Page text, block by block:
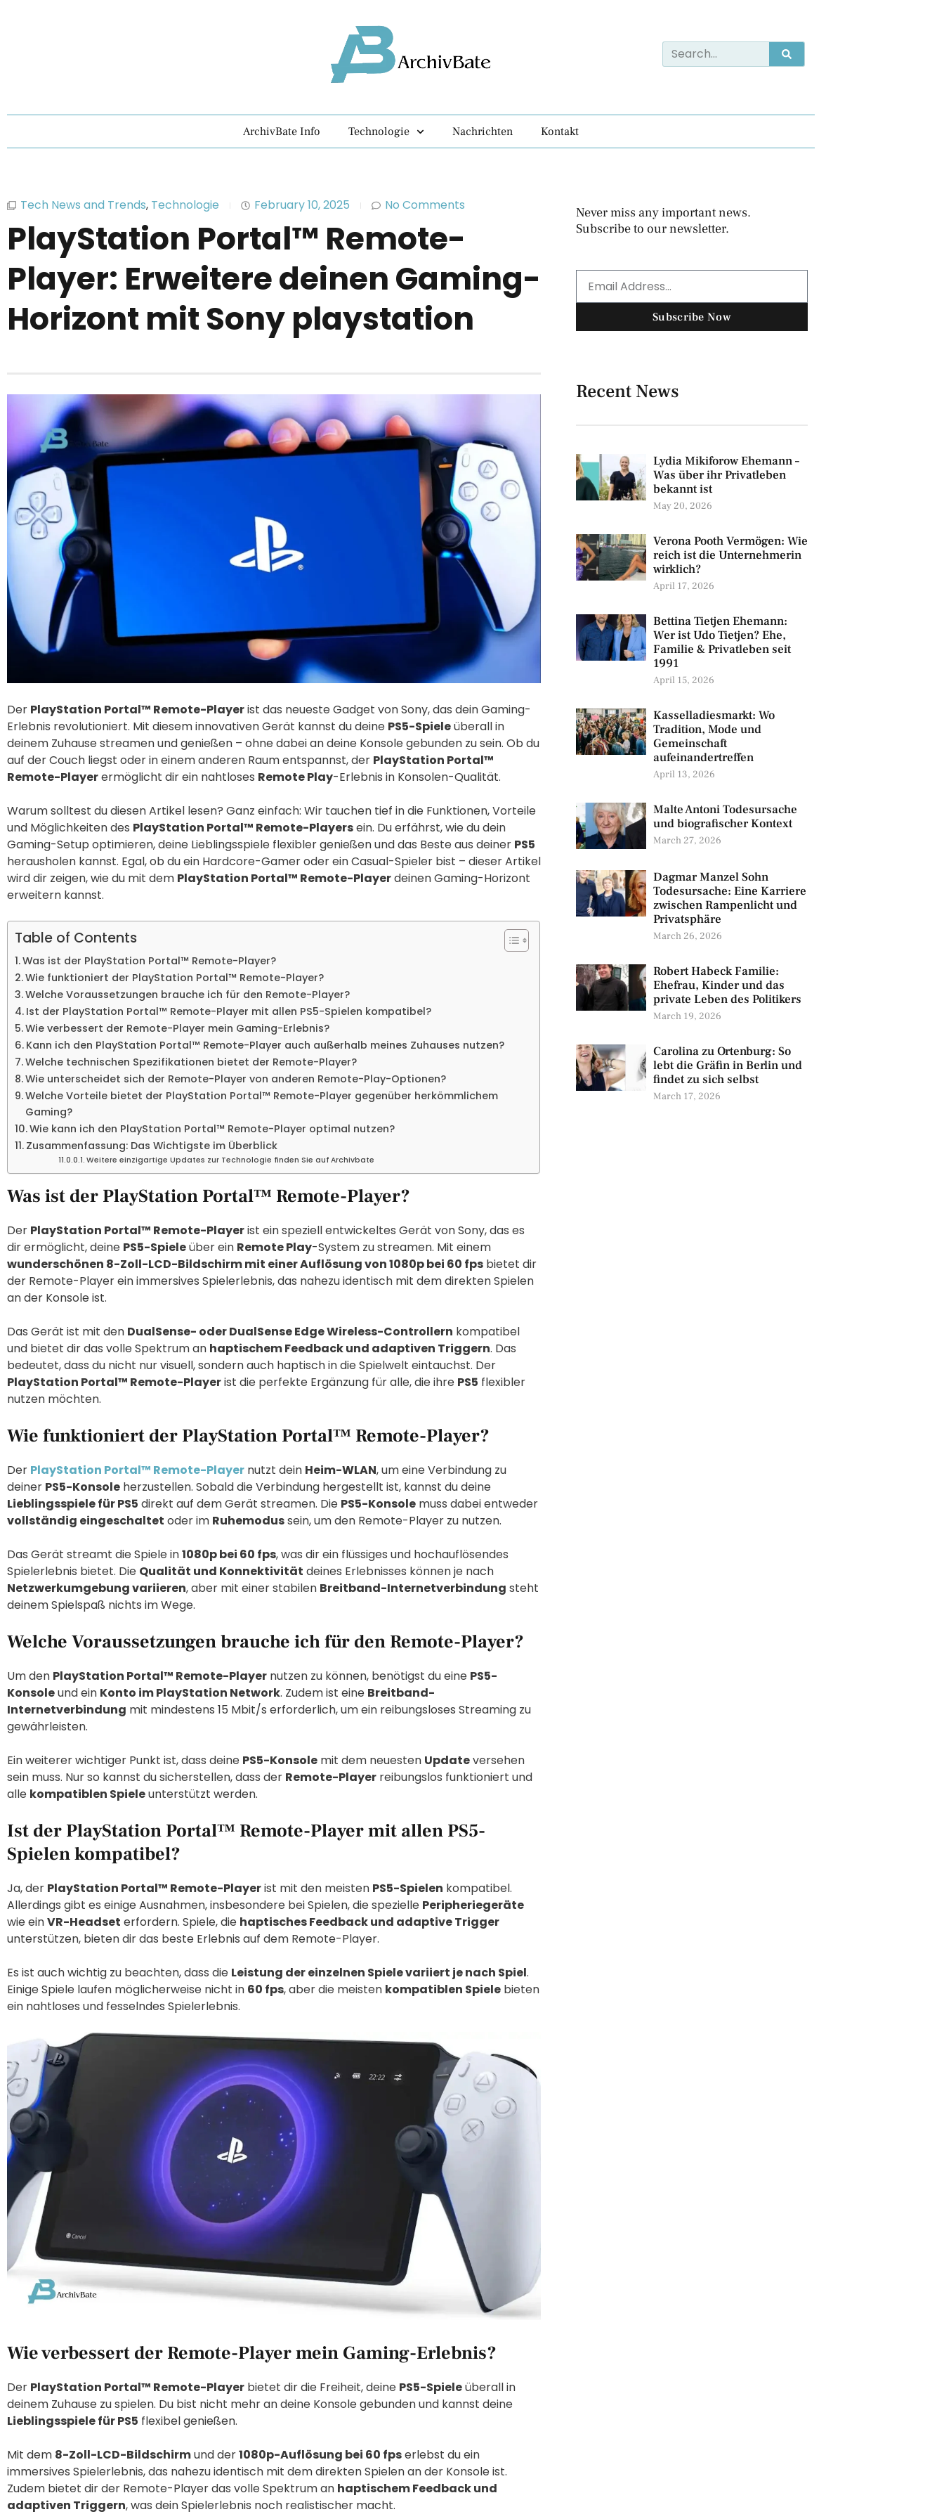
ArchivBate Info Technologie Nachrichten Kontakt
Tech News and Trends, Technologie February 10, 2025 No Comments
PlayStation Portal™ Remote-
Player: Erweitere deinen Gaming-
Horizont mit Sony playstation
Der PlayStation Portal™ Remote-Playerist das neueste Gadget von Sony, das dein Gaming-
Erlebnis revolutioniert. Mit diesem innovativen Gerät kannst du deine PS5-Spieleüberall in
deinem Zuhause streamen und genießen – ohne dabei an deine Konsole gebunden zu sein. Ob du
auf der Couch liegst oder in einem anderen Raum entspannst, der PlayStation Portal™
Remote-Playerermöglicht dir ein nahtloses Remote Play-Erlebnis in Konsolen-Qualität.
Warum solltest du diesen Artikel lesen? Ganz einfach: Wir tauchen tief in die Funktionen, Vorteile
und Möglichkeiten des PlayStation Portal™ Remote-Playersein. Du erfährst, wie du dein
Gaming-Setup optimieren, deine Lieblingsspiele flexibler genießen und das Beste aus deiner PS5
herausholen kannst. Egal, ob du ein Hardcore-Gamer oder ein Casual-Spieler bist – dieser Artikel
wird dir zeigen, wie du mit dem PlayStation Portal™ Remote-Playerdeinen Gaming-Horizont
erweitern kannst.
Table of Contents
Was ist der PlayStation Portal™ Remote-Player?
Wie funktioniert der PlayStation Portal™ Remote-Player?
Welche Voraussetzungen brauche ich für den Remote-Player?
Ist der PlayStation Portal™ Remote-Player mit allen PS5-Spielen kompatibel?
Wie verbessert der Remote-Player mein Gaming-Erlebnis?
Kann ich den PlayStation Portal™ Remote-Player auch außerhalb meines Zuhauses nutzen?
Welche technischen Spezifikationen bietet der Remote-Player?
Wie unterscheidet sich der Remote-Player von anderen Remote-Play-Optionen?
Welche Vorteile bietet der PlayStation Portal™ Remote-Player gegenüber herkömmlichem
Gaming?
Wie kann ich den PlayStation Portal™ Remote-Player optimal nutzen?
Zusammenfassung: Das Wichtigste im Überblick
Weitere einzigartige Updates zur Technologie finden Sie auf Archivbate
Was ist der PlayStation Portal™ Remote-Player?
Der PlayStation Portal™ Remote-Playerist ein speziell entwickeltes Gerät von Sony, das es
dir ermöglicht, deine PS5-Spieleüber ein Remote Play-System zu streamen. Mit einem
wunderschönen 8-Zoll-LCD-Bildschirm mit einer Auflösung von 1080p bei 60 fps bietet dir
der Remote-Player ein immersives Spielerlebnis, das nahezu identisch mit dem direkten Spielen
an der Konsole ist.
Das Gerät ist mit den DualSense- oder DualSense Edge Wireless-Controllern kompatibel
und bietet dir das volle Spektrum an haptischem Feedback und adaptiven Triggern. Das
bedeutet, dass du nicht nur visuell, sondern auch haptisch in die Spielwelt eintauchst. Der
PlayStation Portal™ Remote-Playerist die perfekte Ergänzung für alle, die ihre PS5 flexibler
nutzen möchten.
Wie funktioniert der PlayStation Portal™ Remote-Player?
Der PlayStation Portal™ Remote-Player nutzt dein Heim-WLAN, um eine Verbindung zu
deiner PS5-Konsole herzustellen. Sobald die Verbindung hergestellt ist, kannst du deine
Lieblingsspiele für PS5 direkt auf dem Gerät streamen. Die PS5-Konsole muss dabei entweder
vollständig eingeschaltet oder im Ruhemodussein, um den Remote-Player zu nutzen.
Das Gerät streamt die Spiele in1080p bei 60 fps, was dir ein flüssiges und hochauflösendes
Spielerlebnis bietet. Die Qualität und Konnektivität deines Erlebnisses können je nach
Netzwerkumgebung variieren, aber mit einer stabilen Breitband-Internetverbindung steht
deinem Spielspaß nichts im Wege.
Welche Voraussetzungen brauche ich für den Remote-Player?
Um den PlayStation Portal™ Remote-Player nutzen zu können, benötigst du eine PS5-
Konsoleund ein Konto im PlayStation Network. Zudem ist eine Breitband-
Internetverbindung mit mindestens 15 Mbit/s erforderlich, um ein reibungsloses Streaming zu
gewährleisten.
Ein weiterer wichtiger Punkt ist, dass deine PS5-Konsole mit dem neuesten Updateversehen
sein muss. Nur so kannst du sicherstellen, dass der Remote-Player reibungslos funktioniert und
alle kompatiblen Spieleunterstützt werden.
Ist der PlayStation Portal™ Remote-Player mit allen PS5-
Spielen kompatibel?
Ja, der PlayStation Portal™ Remote-Playerist mit den meisten PS5-Spielen kompatibel.
Allerdings gibt es einige Ausnahmen, insbesondere bei Spielen, die spezielle Peripheriegeräte
wie einVR-Headset erfordern. Spiele, die haptisches Feedback und adaptive Trigger
unterstützen, bieten dir das beste Erlebnis auf dem Remote-Player.
Es ist auch wichtig zu beachten, dass die Leistung der einzelnen Spiele variiert je nach Spiel.
Einige Spiele laufen möglicherweise nicht in 60 fps, aber die meisten kompatiblen Spiele bieten
ein nahtloses und fesselndes Spielerlebnis.
Wie verbessert der Remote-Player mein Gaming-Erlebnis?
Der PlayStation Portal™ Remote-Player bietet dir die Freiheit, deine PS5-Spieleüberall in
deinem Zuhause zu spielen. Du bist nicht mehr an deine Konsole gebunden und kannst deine
Lieblingsspiele für PS5 flexibel genießen.
Mit dem 8-Zoll-LCD-Bildschirmund der1080p-Auflösung bei 60 fpserlebst du ein
immersives Spielerlebnis, das nahezu identisch mit dem direkten Spielen an der Konsole ist.
Zudem bietet dir der Remote-Player das volle Spektrum an haptischem Feedback und
adaptiven Triggern, was dein Spielerlebnis noch realistischer macht.
Never miss any important news.
Subscribe to our newsletter.
Subscribe Now
Recent News
Lydia Mikiforow Ehemann –
Was über ihr Privatleben
bekannt ist
May 20, 2026
Verona Pooth Vermögen: Wie
reich ist die Unternehmerin
wirklich?
April 17, 2026
Bettina Tietjen Ehemann:
Wer ist Udo Tietjen? Ehe,
Familie & Privatleben seit
1991
April 15, 2026
Kasselladiesmarkt: Wo
Tradition, Mode und
Gemeinschaft
aufeinandertreffen
April 13, 2026
Malte Antoni Todesursache
und biografischer Kontext
March 27, 2026
Dagmar Manzel Sohn
Todesursache: Eine Karriere
zwischen Rampenlicht und
Privatsphäre
March 26, 2026
Robert Habeck Familie:
Ehefrau, Kinder und das
private Leben des Politikers
March 19, 2026
Carolina zu Ortenburg: So
lebt die Gräfin in Berlin und
findet zu sich selbst
March 17, 2026